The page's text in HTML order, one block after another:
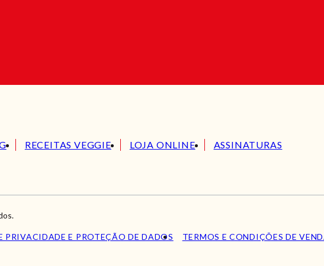
RECEITAS VEGGIE LOJA ONLINE ASSINATURAS
PRIVACIDADE E PROTEÇÃO DE DADOS TERMOS E CONDIÇÕES DE